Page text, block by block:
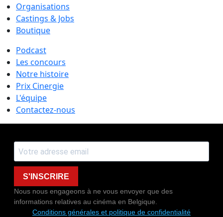
Organisations
Castings & Jobs
Boutique
Podcast
Les concours
Notre histoire
Prix Cinergie
L'équipe
Contactez-nous
S'INSCRIRE
Nous nous engageons à ne vous envoyer que des
informations relatives au cinéma en Belgique.
Conditions générales et politique de confidentialité